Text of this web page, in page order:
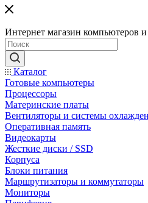
Интернет магазин компьютеров
Каталог
Готовые компьютеры
Процессоры
Материнские платы
Вентиляторы и системы
Оперативная память
Видеокарты
Жесткие диски / SSD
Корпуса
Блоки питания
Маршрутизаторы и коммутаторы
Мониторы